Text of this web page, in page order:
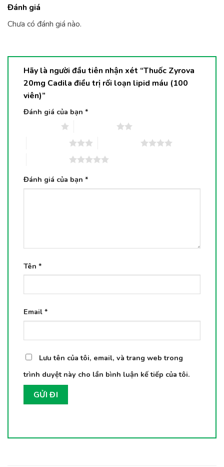
Đánh giá
Chưa có đánh giá nào.
Hãy là người đầu tiên nhận xét “Thuốc Zyrova
20mg Cadila điều trị rối loạn lipid máu (100
viên)”
Đánh giá của bạn *
Đánh giá của bạn *
Tên *
Email *
Lưu tên của tôi, email, và trang web trong
trình duyệt này cho lần bình luận kế tiếp của tôi.